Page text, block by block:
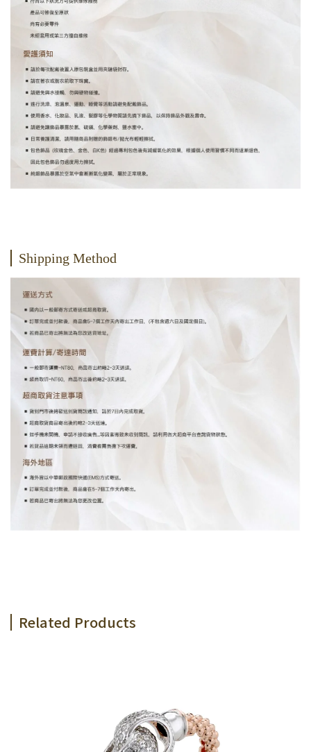
Shipping Method
Related Products